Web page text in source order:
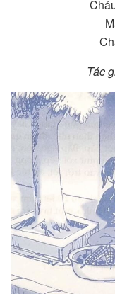
Tác